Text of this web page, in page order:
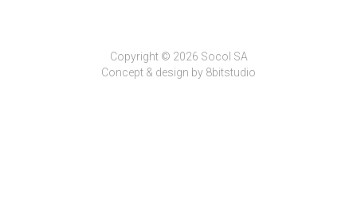
Copyright © 2026 Socol SA
Concept & design by 8bitstudio